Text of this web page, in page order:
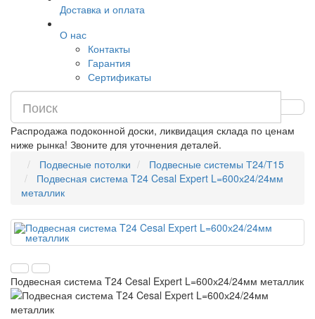
Доставка и оплата
О нас
Контакты
Гарантия
Сертификаты
Распродажа подоконной доски, ликвидация склада по ценам
ниже рынка! Звоните для уточнения деталей.
Подвесные потолки
Подвесные системы Т24/Т15
Подвесная система T24 Cesal Expert L=600х24/24мм
металлик
Подвесная система T24 Cesal Expert L=600х24/24мм металлик